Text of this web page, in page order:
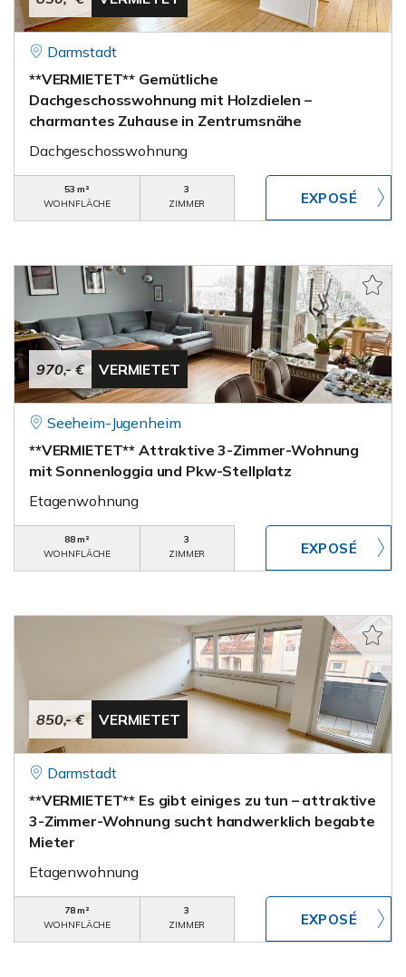
Darmstadt
**VERMIETET** Gemütliche
Dachgeschosswohnung mit Holzdielen –
charmantes Zuhause in Zentrumsnähe
Dachgeschosswohnung
53 m²
WOHNFLÄCHE
3
ZIMMER
970,- € VERMIETET
Seeheim-Jugenheim
**VERMIETET** Attraktive 3-Zimmer-Wohnung
mit Sonnenloggia und Pkw-Stellplatz
Etagenwohnung
88 m²
WOHNFLÄCHE
3
ZIMMER
850,- € VERMIETET
Darmstadt
**VERMIETET** Es gibt einiges zu tun – attraktive
3-Zimmer-Wohnung sucht handwerklich begabte
Mieter
Etagenwohnung
78 m²
WOHNFLÄCHE
3
ZIMMER